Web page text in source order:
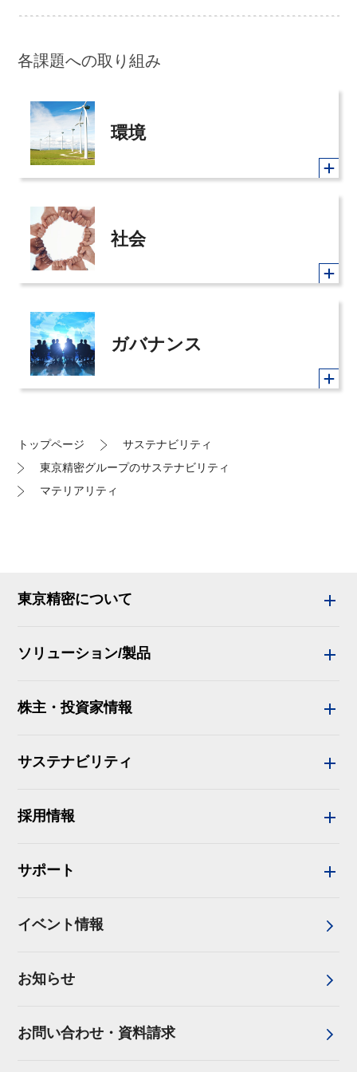
各課題への取り組み
環境
社会
ガバナンス
トップページ
サステナビリティ
東京精密グループのサステナビリティ
マテリアリティ
東京精密について
ソリューション/製品
株主・投資家情報
サステナビリティ
採用情報
サポート
イベント情報
お知らせ
お問い合わせ・資料請求